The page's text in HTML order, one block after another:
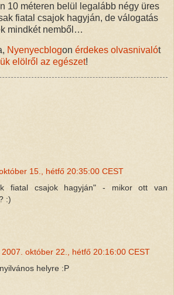
10 méteren belül legalább négy üres
fiatal csajok hagyján, de válogatás
mindkét nemből…
Nyenyecblogon érdekes olvasnivalót
elölről az egészet!
15., hétfő 20:35:00 CEST
fiatal csajok hagyján" - mikor ott van
:)
2007. október 22., hétfő 20:16:00 CEST
helyre :P